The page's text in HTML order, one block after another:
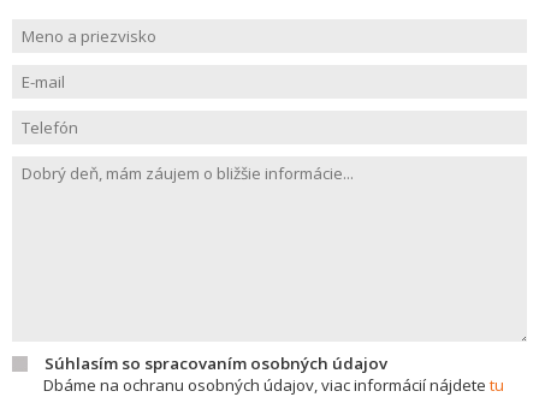
Súhlasím so spracovaním osobných údajov
Dbáme na ochranu osobných údajov, viac informácií nájdete tu